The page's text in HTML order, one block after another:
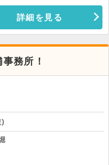
詳細を見る
務所！
)